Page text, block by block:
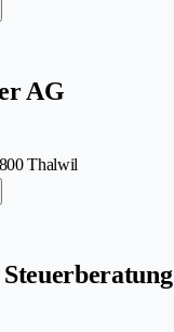
AG
Thalwil